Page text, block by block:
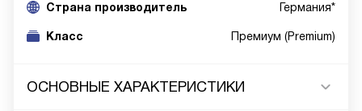
Cтрана производитель Германия*
Класс Премиум (Premium)
ОСНОВНЫЕ ХАРАКТЕРИСТИКИ